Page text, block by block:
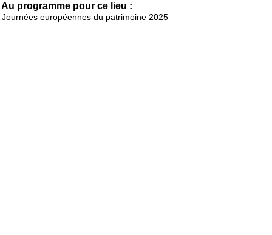
Au programme pour ce lieu :
Journées européennes du patrimoine 2025